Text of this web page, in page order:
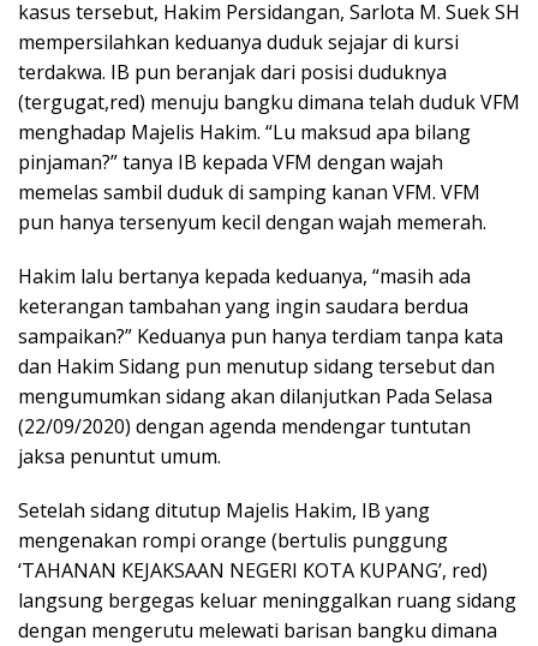
kasus tersebut, Hakim Persidangan, Sarlota M. Suek SH
mempersilahkan keduanya duduk sejajar di kursi
terdakwa. IB pun beranjak dari posisi duduknya
(tergugat,red) menuju bangku dimana telah duduk VFM
menghadap Majelis Hakim. “Lu maksud apa bilang
pinjaman?” tanya IB kepada VFM dengan wajah
memelas sambil duduk di samping kanan VFM. VFM
pun hanya tersenyum kecil dengan wajah memerah.
Hakim lalu bertanya kepada keduanya, “masih ada
keterangan tambahan yang ingin saudara berdua
sampaikan?” Keduanya pun hanya terdiam tanpa kata
dan Hakim Sidang pun menutup sidang tersebut dan
mengumumkan sidang akan dilanjutkan Pada Selasa
(22/09/2020) dengan agenda mendengar tuntutan
jaksa penuntut umum.
Setelah sidang ditutup Majelis Hakim, IB yang
mengenakan rompi orange (bertulis punggung
‘TAHANAN KEJAKSAAN NEGERI KOTA KUPANG’, red)
langsung bergegas keluar meninggalkan ruang sidang
dengan mengerutu melewati barisan bangku dimana